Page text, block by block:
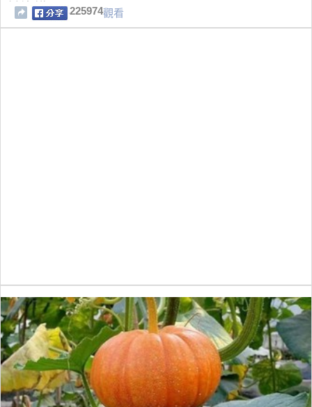
她沒轍
225974觀看